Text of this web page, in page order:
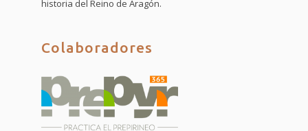
historia del Reino de Aragón.
Colaboradores